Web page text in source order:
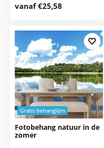
vanaf €25,58
Gratis behanglijm
Fotobehang natuur in de
zomer